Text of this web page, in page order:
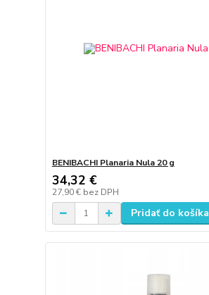
BENIBACHI Planaria Nula 20 g
34,32 €
27,90 € bez DPH
Pridať do košíka